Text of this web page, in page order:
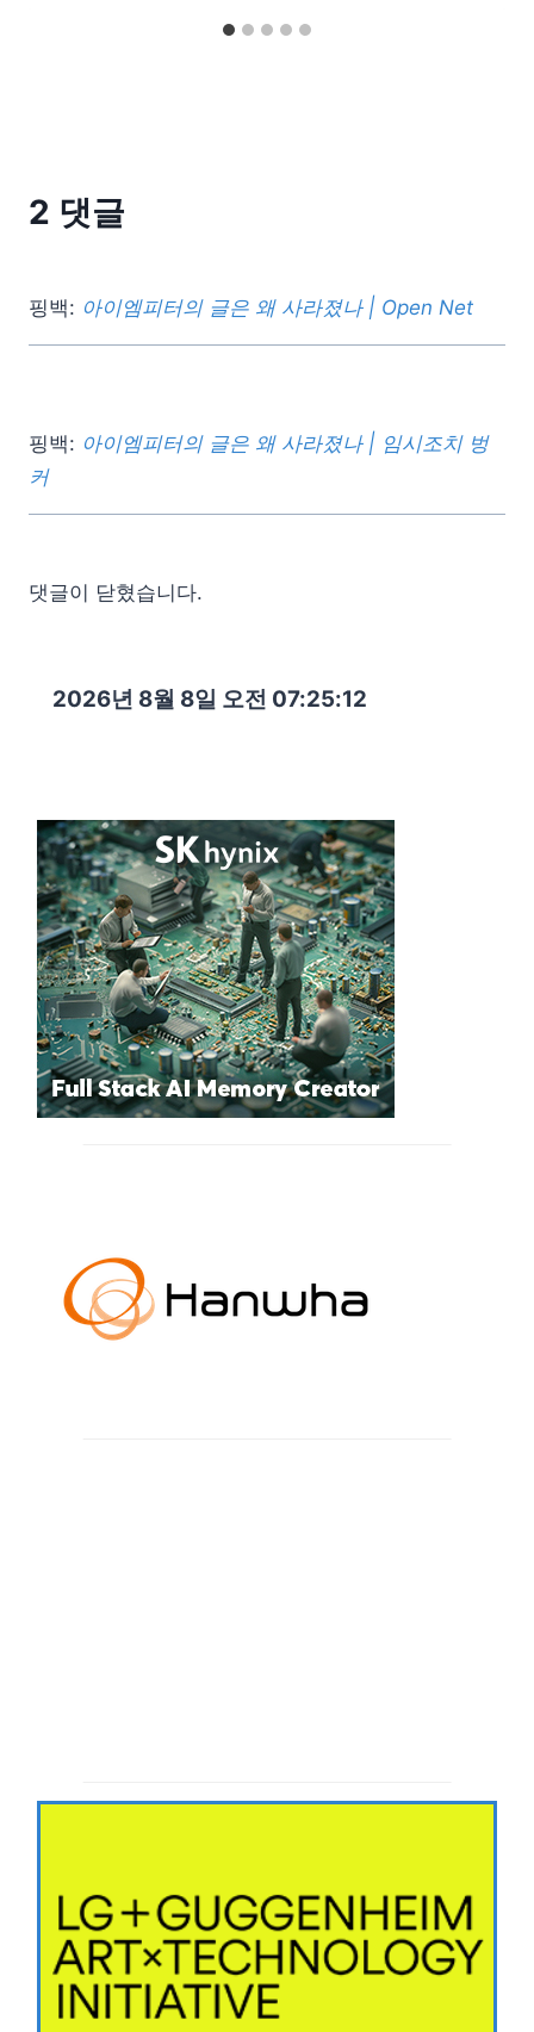
2 댓글
핑백: 아이엠피터의 글은 왜 사라졌나 | Open Net
핑백: 아이엠피터의 글은 왜 사라졌나 | 임시조치 벙
커
댓글이 닫혔습니다.
2026년 8월 8일 오전 07:25:13